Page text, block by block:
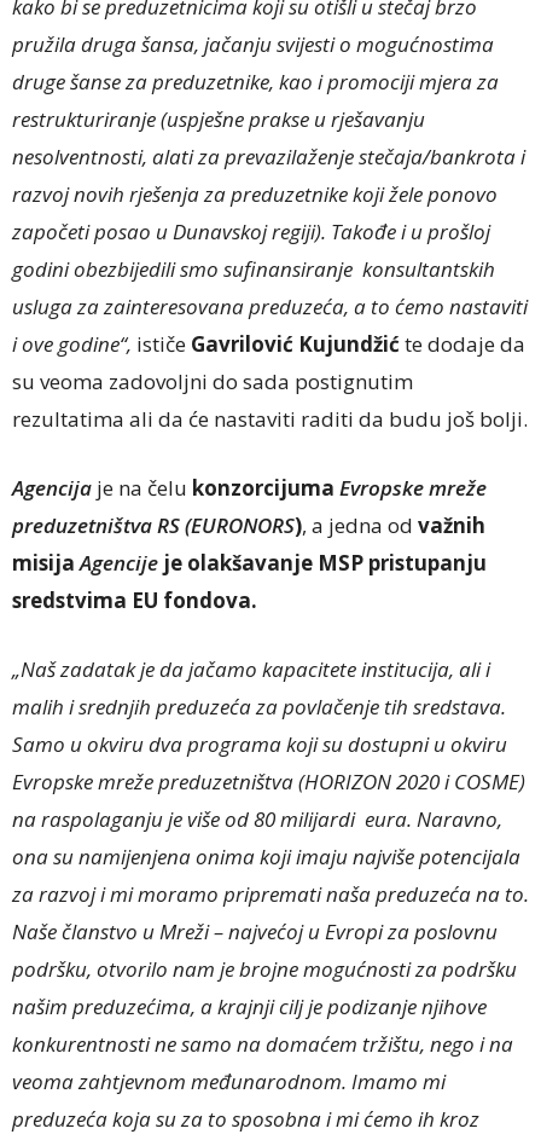
kako bi se preduzetnicima koji su otišli u stečaj brzo
pružila druga šansa, jačanju svijesti o mogućnostima
druge šanse za preduzetnike, kao i promociji mjera za
restrukturiranje (uspješne prakse u rješavanju
nesolventnosti, alati za prevazilaženje stečaja/bankrota i
razvoj novih rješenja za preduzetnike koji žele ponovo
započeti posao u Dunavskoj regiji). Takođe i u prošloj
godini obezbijedili smo sufinansiranje konsultantskih
usluga za zainteresovana preduzeća, a to ćemo nastaviti
i ove godine“, ističe Gavrilović Kujundžić te dodaje da
su veoma zadovoljni do sada postignutim
rezultatima ali da će nastaviti raditi da budu još bolji.
Agencija je na čelu konzorcijuma Evropske mreže
preduzetništva RS(EURONORS), a jedna od važnih
misijaAgencije je olakšavanje MSP pristupanju
sredstvima EU fondova.
„Naš zadatak je da jačamo kapacitete institucija, ali i
malih i srednjih preduzeća za povlačenje tih sredstava.
Samo u okviru dva programa koji su dostupni u okviru
Evropske mreže preduzetništva (HORIZON 2020 i COSME)
na raspolaganju je više od 80 milijardi eura. Naravno,
ona su namijenjena onima koji imaju najviše potencijala
za razvoj i mi moramo pripremati naša preduzeća na to.
Naše članstvo u Mreži – najvećoj u Evropi za poslovnu
podršku, otvorilo nam je brojne mogućnosti za podršku
našim preduzećima, a krajnji cilj je podizanje njihove
konkurentnosti ne samo na domaćem tržištu, nego i na
veoma zahtjevnom međunarodnom. Imamo mi
preduzeća koja su za to sposobna i mi ćemo ih kroz